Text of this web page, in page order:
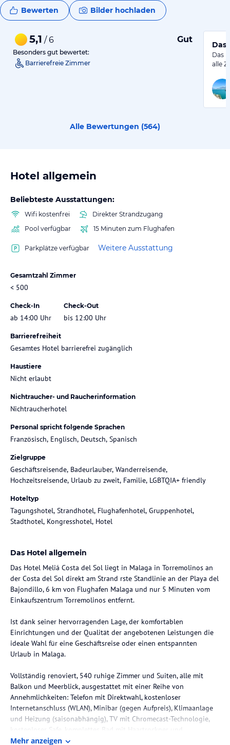
Bewerten Bilder hochladen
5,1 / 6 Gut
Besonders gut bewertet:
Barrierefreie Zimmer
Das
Das
alle
Alle Bewertungen (564)
Hotel allgemein
Beliebteste Ausstattungen:
Wifi kostenfrei
Direkter Strandzugang
Pool verfügbar
15 Minuten zum Flughafen
Parkplätze verfügbar Weitere Ausstattung
Gesamtzahl Zimmer
< 500
Check-In
ab 14:00 Uhr
Check-Out
bis 12:00 Uhr
Barrierefreiheit
Gesamtes Hotel barrierefrei zugänglich
Haustiere
Nicht erlaubt
Nichtraucher- und Raucherinformation
Nichtraucherhotel
Personal spricht folgende Sprachen
Französisch, Englisch, Deutsch, Spanisch
Zielgruppe
Geschäftsreisende, Badeurlauber, Wanderreisende,
Hochzeitsreisende, Urlaub zu zweit, Familie, LGBTQIA+ friendly
Hoteltyp
Tagungshotel, Strandhotel, Flughafenhotel, Gruppenhotel,
Stadthotel, Kongresshotel, Hotel
Das Hotel allgemein
Das Hotel Meliá Costa del Sol liegt in Malaga in Torremolinos an
der Costa del Sol direkt am Strand rste Standlinie an der Playa del
Bajondillo, 6 km von Flughafen Malaga und nur 5 Minuten vom
Einkaufszentrum Torremolinos entfernt.
Ist dank seiner hervorragenden Lage, der komfortablen
Einrichtungen und der Qualität der angebotenen Leistungen die
ideale Wahl für eine Geschäftsreise oder einen entspannten
Urlaub in Malaga.
Vollständig renoviert, 540 ruhige Zimmer und Suiten, alle mit
Balkon und Meerblick, ausgestattet mit einer Reihe von
Annehmlichkeiten: Telefon mit Direktwahl, kostenloser
Internetanschluss (WLAN), Minibar (gegen Aufpreis), Klimaanlage
und Heizung (saisonabhängig), TV mit Chromecast-Technologie,
kostenloser Safe, komplettes Bad mit Haartrockner und
Vergrößerungsspiegel.
Mehr anzeigen